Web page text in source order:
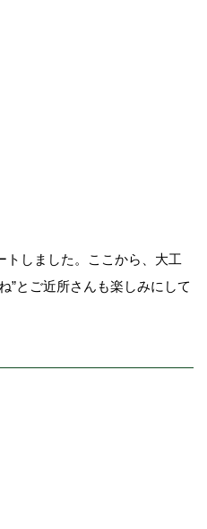
トしました。ここから、大工
”とご近所さんも楽しみにして